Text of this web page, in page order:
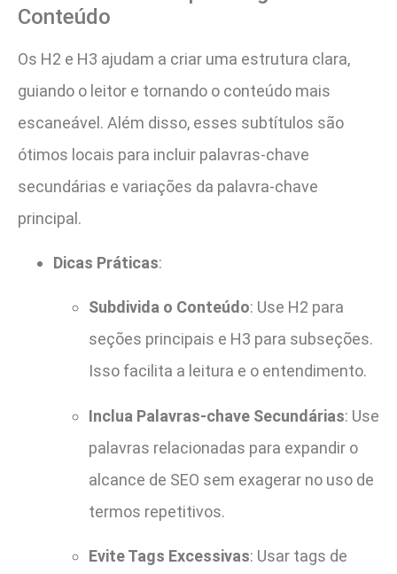
Conteúdo
Os H2 e H3 ajudam a criar uma estrutura clara,
guiando o leitor e tornando o conteúdo mais
escaneável. Além disso, esses subtítulos são
ótimos locais para incluir palavras-chave
secundárias e variações da palavra-chave
principal.
Dicas Práticas:
Subdivida o Conteúdo: Use H2 para
seções principais e H3 para subseções.
Isso facilita a leitura e o entendimento.
Inclua Palavras-chave Secundárias: Use
palavras relacionadas para expandir o
alcance de SEO sem exagerar no uso de
termos repetitivos.
Evite Tags Excessivas: Usar tags de